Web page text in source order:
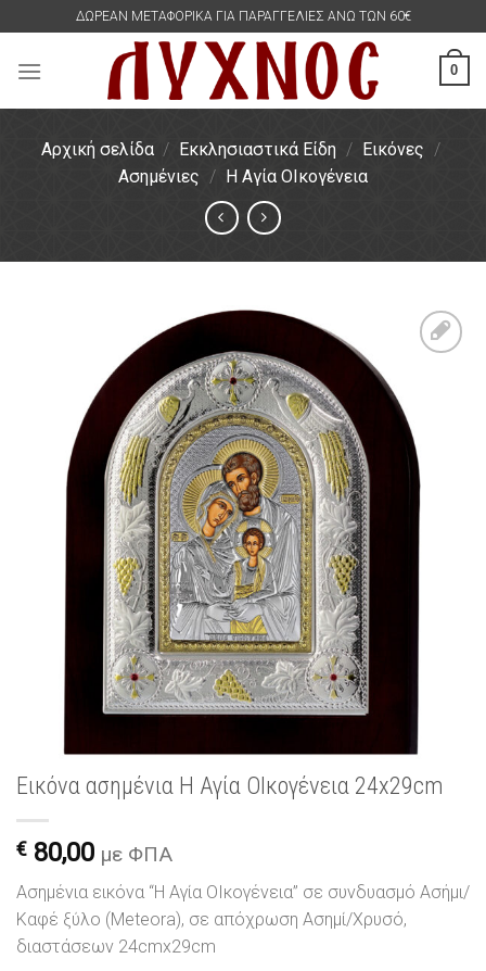
content
ΔΩΡΕΑΝ ΜΕΤΑΦΟΡΙΚΑ ΓΙΑ ΠΑΡΑΓΓΕΛΙΕΣ ΑΝΩ ΤΩΝ 60€
0
Αρχική σελίδα / Εκκλησιαστικά Είδη / Εικόνες /
Ασημένιες / Η Αγία ΟΙκογένεια
λίστα
επιθυμιών
Εικόνα ασημένια Η Αγία ΟΙκογένεια 24x29cm
€ 80,00 με ΦΠΑ
Ασημένια εικόνα “Η Αγία ΟΙκογένεια” σε συνδυασμό Ασήμι/
Καφέ ξύλο (Meteora), σε απόχρωση Ασημί/Χρυσό,
διαστάσεων 24cmx29cm